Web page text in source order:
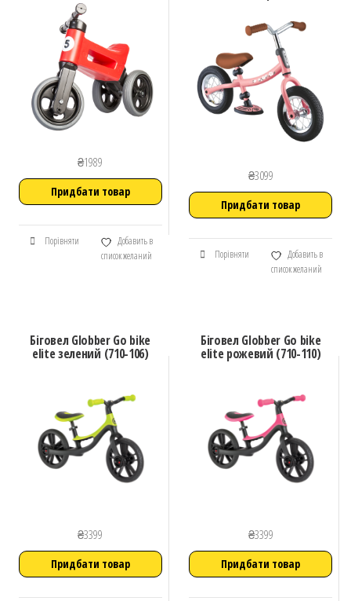
₴1989
Придбати товар
Порівняти
Добавить в
список желаний
₴3099
Придбати товар
Порівняти
Добавить в
список желаний
Біговел ​Globber Go bike
elite зелений (710-106)
₴3399
Придбати товар
Біговел ​Globber Go bike
elite рожевий (710-110)
₴3399
Придбати товар